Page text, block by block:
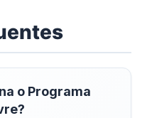
o Programa